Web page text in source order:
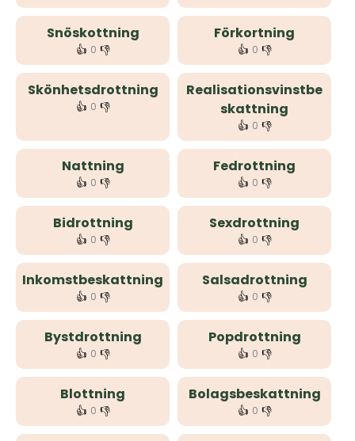
Snöskottning
👍 0 👎
Förkortning
👍 0 👎
Skönhetsdrottning
👍 0 👎
Realisationsvinstbe
skattning
👍 0 👎
Nattning
👍 0 👎
Fedrottning
👍 0 👎
Bidrottning
👍 0 👎
Sexdrottning
👍 0 👎
Inkomstbeskattning
👍 0 👎
Salsadrottning
👍 0 👎
Bystdrottning
👍 0 👎
Popdrottning
👍 0 👎
Blottning
👍 0 👎
Bolagsbeskattning
👍 0 👎